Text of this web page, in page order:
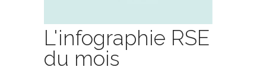
L'infographie RSE
du mois